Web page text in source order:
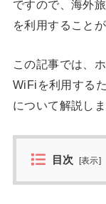
ですので、海外
を利用すること
この記事では、
WiFiを利用する
について解説しま
目次 [表示]